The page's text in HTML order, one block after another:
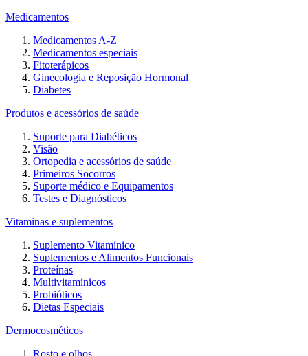
Medicamentos
Medicamentos A-Z
Medicamentos especiais
Fitoterápicos
Ginecologia e Reposição Hormonal
Diabetes
Produtos e acessórios de saúde
Suporte para Diabéticos
Visão
Ortopedia e acessórios de saúde
Primeiros Socorros
Suporte médico e Equipamentos
Testes e Diagnósticos
Vitaminas e suplementos
Suplemento Vitamínico
Suplementos e Alimentos Funcionais
Proteínas
Multivitamínicos
Probióticos
Dietas Especiais
Dermocosméticos
Rosto e olhos